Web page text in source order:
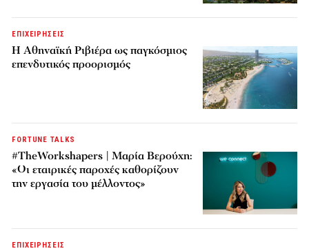
ΕΠΙΧΕΙΡΗΣΕΙΣ
Η Αθηναϊκή Ριβιέρα ως παγκόσμιος
επενδυτικός προορισμός
FORTUNE TALKS
#TheWorkshapers | Μαρία Βερούχη:
«Οι εταιρικές παροχές καθορίζουν
την εργασία του μέλλοντος»
ΕΠΙΧΕΙΡΗΣΕΙΣ